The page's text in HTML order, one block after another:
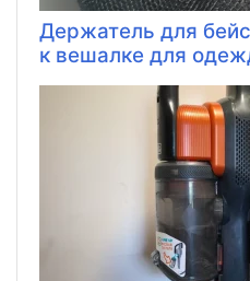
Держатель для
к вешалке для